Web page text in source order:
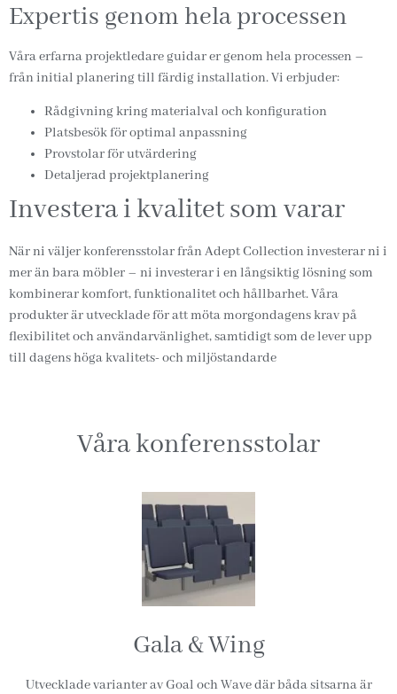
Expertis genom hela processen
Våra erfarna projektledare guidar er genom hela processen –
från initial planering till färdig installation. Vi erbjuder:
Rådgivning kring materialval och konfiguration
Platsbesök för optimal anpassning
Provstolar för utvärdering
Detaljerad projektplanering
Investera i kvalitet som varar
När ni väljer konferensstolar från Adept Collection investerar ni i
mer än bara möbler – ni investerar i en långsiktig lösning som
kombinerar komfort, funktionalitet och hållbarhet. Våra
produkter är utvecklade för att möta morgondagens krav på
flexibilitet och användarvänlighet, samtidigt som de lever upp
till dagens höga kvalitets- och miljöstandarde
Vårakonferensstolar
Gala & Wing
Utvecklade varianter av Goal och Wave där båda sitsarna är